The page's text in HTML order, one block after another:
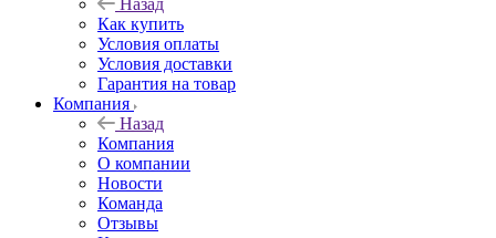
Назад
Как купить
Условия оплаты
Условия доставки
Гарантия на товар
Компания
Назад
Компания
О компании
Новости
Команда
Отзывы